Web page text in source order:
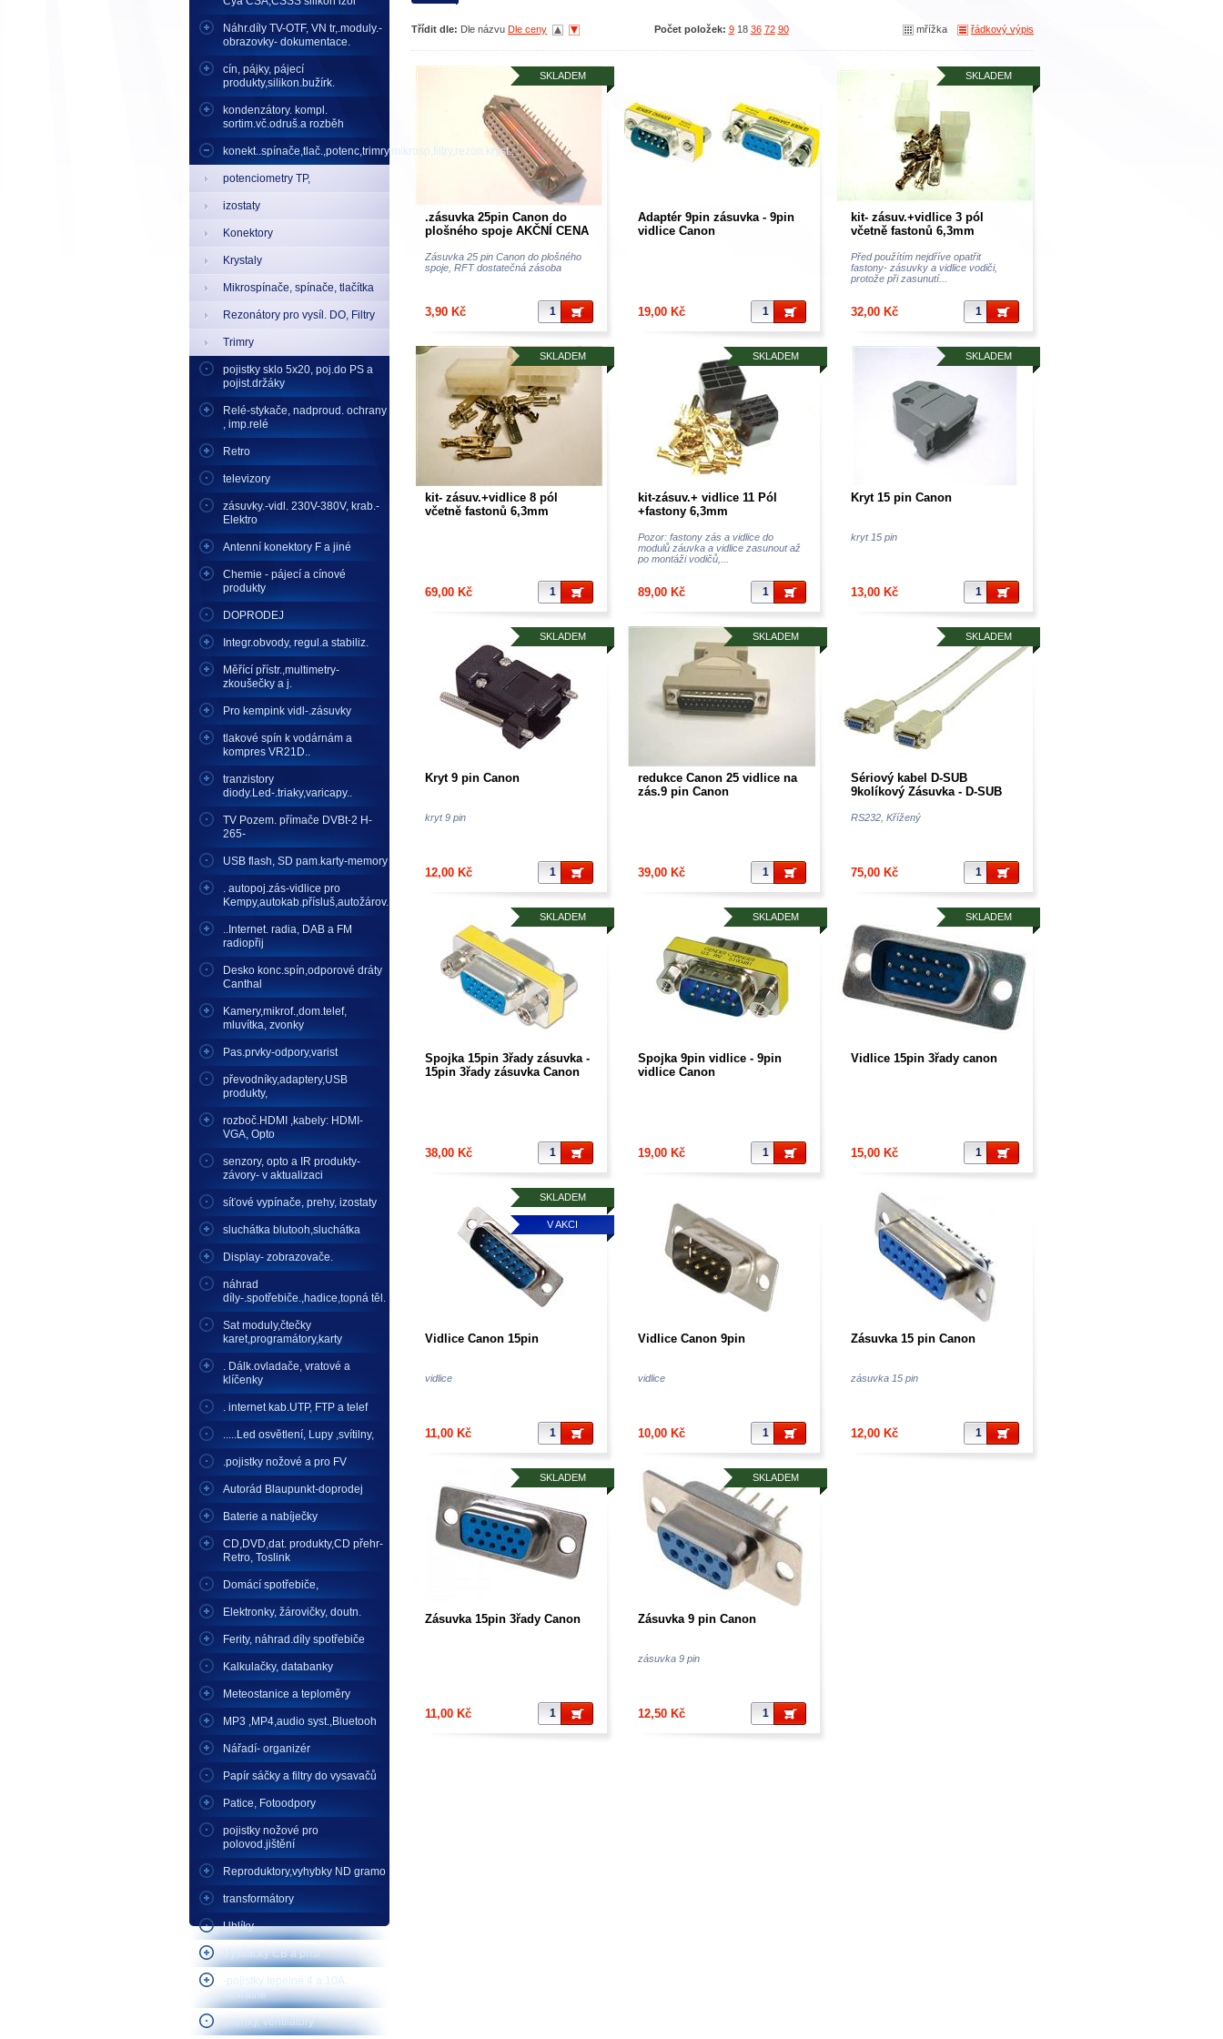
Náhr.díly TV-OTF, VN tr,.moduly.-
obrazovky- dokumentace.
cín, pájky, pájecí
produkty,silikon.bužírk.
kondenzátory. kompl.
sortim.vč.odruš.a rozběh
konekt..spínače,tlač.,potenc,trimry,mikrosp,filtry,rezon.kryst..
potenciometry TP,
izostaty
Konektory
Krystaly
Mikrospínače, spínače, tlačítka
Rezonátory pro vysíl. DO, Filtry
Trimry
pojistky sklo 5x20, poj.do PS a
pojist.držáky
Relé-stykače, nadproud. ochrany
, imp.relé
Retro
televizory
zásuvky.-vidl. 230V-380V, krab.-
Elektro
Antenní konektory F a jiné
Chemie - pájecí a cínové
produkty
DOPRODEJ
Integr.obvody, regul.a stabiliz.
Měřící přístr.,multimetry-
zkoušečky a j.
Pro kempink vidl-.zásuvky
tlakové spín k vodárnám a
kompres VR21D..
tranzistory
diody.Led-.triaky,varicapy..
TV Pozem. přímače DVBt-2 H-
265-
USB flash, SD pam.karty-memory
. autopoj.zás-vidlice pro
Kempy,autokab.přísluš,autožárov.
..Internet. radia, DAB a FM
radiopřij
Desko konc.spín,odporové dráty
Canthal
Kamery,mikrof.,dom.telef,
mluvítka, zvonky
Pas.prvky-odpory,varist
převodníky,adaptery,USB
produkty,
rozboč.HDMI ,kabely: HDMI-
VGA, Opto
senzory, opto a IR produkty-
závory- v aktualizaci
síťové vypínače, prehy, izostaty
sluchátka blutooh,sluchátka
Display- zobrazovače.
náhrad
díly-.spotřebiče.,hadice,topná těl.
Sat moduly,čtečky
karet,programátory,karty
. Dálk.ovladače, vratové a
klíčenky
. internet kab.UTP, FTP a telef
.....Led osvětlení, Lupy ,svítilny,
.pojistky nožové a pro FV
Autorád Blaupunkt-doprodej
Baterie a nabíječky
CD,DVD,dat. produkty,CD přehr-
Retro, Toslink
Domácí spotřebiče,
Elektronky, žárovičky, doutn.
Ferity, náhrad.díly spotřebiče
Kalkulačky, databanky
Meteostanice a teploměry
MP3 ,MP4,audio syst.,Bluetooh
Nářadí- organizér
Papír sáčky a filtry do vysavačů
Patice, Fotoodpory
pojistky nožové pro
polovod.jištění
Reproduktory,vyhybky ND gramo
transformátory
Uhlíky
Vysílačky CB a přísl
-pojistky tepelné 4 a 10A
nevratné
sirenky, ventilátory
Třídit dle: Dle názvu Dle ceny Počet položek: 9 18 36 72 90 mřížka řádkový výpis
SKLADEM
.zásuvka 25pin Canon do
plošného spoje AKČNÍ CENA
Zásuvka 25 pin Canon do plošného
spoje, RFT dostatečná zásoba
3,90 Kč
Adaptér 9pin zásuvka - 9pin
vidlice Canon
19,00 Kč
SKLADEM
kit- zásuv.+vidlice 3 pól
včetně fastonů 6,3mm
Před použítím nejdříve opatřit
fastony- zásuvky a vidlice vodiči,
protože při zasunutí...
32,00 Kč
SKLADEM
kit- zásuv.+vidlice 8 pól
včetně fastonů 6,3mm
69,00 Kč
SKLADEM
kit-zásuv.+ vidlice 11 Pól
+fastony 6,3mm
Pozor: fastony zás a vidlice do
modulů záuvka a vidlice zasunout až
po montáži vodičů,...
89,00 Kč
SKLADEM
Kryt 15 pin Canon
kryt 15 pin
13,00 Kč
SKLADEM
Kryt 9 pin Canon
kryt 9 pin
12,00 Kč
SKLADEM
redukce Canon 25 vidlice na
zás.9 pin Canon
39,00 Kč
SKLADEM
Sériový kabel D-SUB
9kolíkový Zásuvka - D-SUB
RS232, Křížený
75,00 Kč
SKLADEM
Spojka 15pin 3řady zásuvka -
15pin 3řady zásuvka Canon
38,00 Kč
SKLADEM
Spojka 9pin vidlice - 9pin
vidlice Canon
19,00 Kč
SKLADEM
Vidlice 15pin 3řady canon
15,00 Kč
SKLADEM
V AKCI
Vidlice Canon 15pin
vidlice
11,00 Kč
Vidlice Canon 9pin
vidlice
10,00 Kč
Zásuvka 15 pin Canon
zásuvka 15 pin
12,00 Kč
SKLADEM
Zásuvka 15pin 3řady Canon
11,00 Kč
SKLADEM
Zásuvka 9 pin Canon
zásuvka 9 pin
12,50 Kč